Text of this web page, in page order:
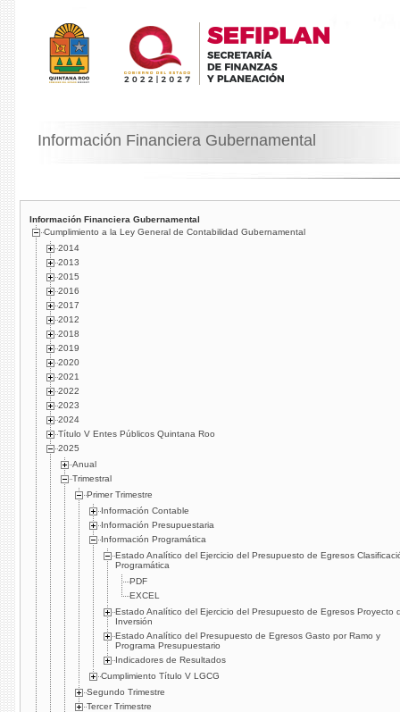
Información Financiera Gubernamental
Información Financiera Gubernamental
Cumplimiento a la Ley General de Contabilidad Gubernamental
2014
2013
2015
2016
2017
2012
2018
2019
2020
2021
2022
2023
2024
Título V Entes Públicos Quintana Roo
2025
Anual
Trimestral
Primer Trimestre
Información Contable
Información Presupuestaria
Información Programática
Estado Analítico del Ejercicio del Presupuesto de Egresos
Programática
PDF
EXCEL
Estado Analítico del Ejercicio del Presupuesto de Egresos Proyecto
Inversión
Estado Analítico del Presupuesto de Egresos Gasto por Ramo y
Programa Presupuestario
Indicadores de Resultados
Cumplimiento Título V LGCG
Segundo Trimestre
Tercer Trimestre